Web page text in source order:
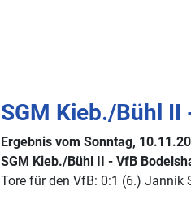
SGM Kieb./Bühl II
Ergebnis vom Sonntag,
SGM Kieb./Bühl II - VfB
Tore für den VfB: 0:1 (6.) Jannik